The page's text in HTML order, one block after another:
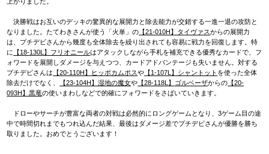
決勝戦はお互いのデッキの驚異的な展開力と除去能力が交錯する一進一退の攻防と
なりました。たてわきさんが使う「火単」の 【21-010H】タイヴァスからの展開力
は、プチデビさんから幾度も全体除去を繰り出されても容易に戦力を回復します。特
に
【18-130L】フリオニールはアタックしながら手札を補充できる優秀なカードで、フ
ォワードを展開しダメージを与えつつ、カードアドバンテージも失いません。対する
プチデビさんは
【20-110H】ヒッポカムポスや 【1-107L】シャントット を使った全体
除去だけでなく、
【23-104H】湿地の魔女や 【28-118L】ゴルベーザからの 【20-
093H】黒竜の使いまわしなどで的確にフォワードをさばいていきます。
ドローやサーチが豊富な両者の対戦は必然的にロングゲームとなり、3ゲーム目の途
中で時間切れまでもつれ込んだ結果、最後はダメージ差でプチデビさんが優勝を勝ち
取りました。おめでとうございます！